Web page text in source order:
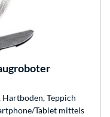
Teppich
Tablet mittels